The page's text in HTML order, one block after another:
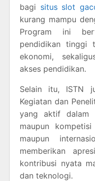
bagi situs slot
kurang mampu
Program ini
pendidikan tinggi
ekonomi,
akses pendidikan.
Selain itu, ISTN
Kegiatan dan
yang aktif dalam
maupun
maupun
memberikan
kontribusi nyata
dan teknologi.